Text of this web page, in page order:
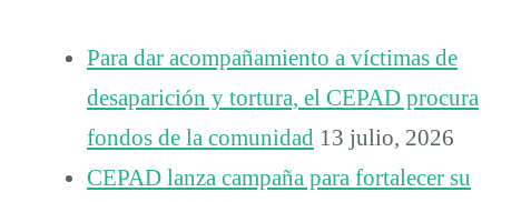
Para dar acompañamiento a víctimas de
desaparición y tortura, el CEPAD procura
fondos de la comunidad 13 julio, 2026
CEPAD lanza campaña para fortalecer su